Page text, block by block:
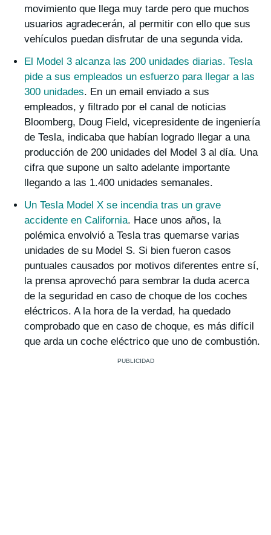
movimiento que llega muy tarde pero que muchos
usuarios agradecerán, al permitir con ello que sus
vehículos puedan disfrutar de una segunda vida.
El Model 3 alcanza las 200 unidades diarias. Tesla
pide a sus empleados un esfuerzo para llegar a las
300 unidades. En un email enviado a sus
empleados, y filtrado por el canal de noticias
Bloomberg, Doug Field, vicepresidente de ingeniería
de Tesla, indicaba que habían logrado llegar a una
producción de 200 unidades del Model 3 al día. Una
cifra que supone un salto adelante importante
llegando a las 1.400 unidades semanales.
Un Tesla Model X se incendia tras un grave
accidente en California. Hace unos años, la
polémica envolvió a Tesla tras quemarse varias
unidades de su Model S. Si bien fueron casos
puntuales causados por motivos diferentes entre sí,
la prensa aprovechó para sembrar la duda acerca
de la seguridad en caso de choque de los coches
eléctricos. A la hora de la verdad, ha quedado
comprobado que en caso de choque, es más difícil
que arda un coche eléctrico que uno de combustión.